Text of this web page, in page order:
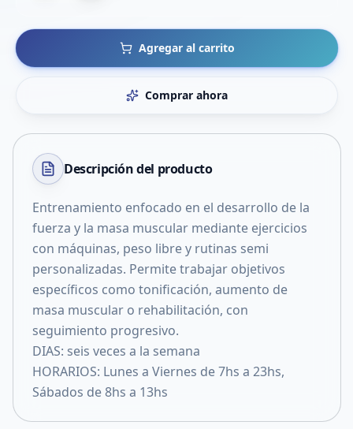
Agregar al carrito
Comprar ahora
Descripción del producto
Entrenamiento enfocado en el desarrollo de la
fuerza y la masa muscular mediante ejercicios
con máquinas, peso libre y rutinas semi
personalizadas. Permite trabajar objetivos
específicos como tonificación, aumento de
masa muscular o rehabilitación, con
seguimiento progresivo.
DIAS: seis veces a la semana
HORARIOS: Lunes a Viernes de 7hs a 23hs,
Sábados de 8hs a 13hs